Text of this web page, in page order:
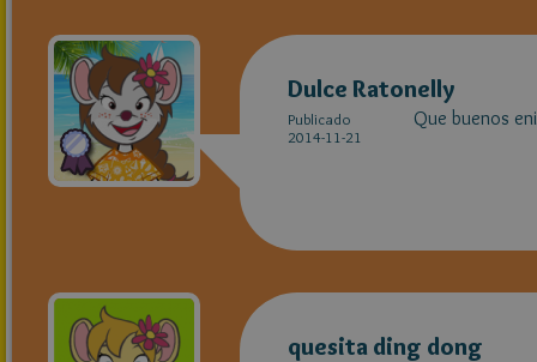
Dulce Ratonelly
Publicado
2014-11-21
Que buenos
quesita ding dong